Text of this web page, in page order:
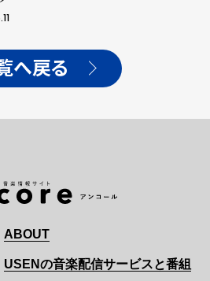
へ戻る
ABOUT
USENの音楽配信サービスと番組